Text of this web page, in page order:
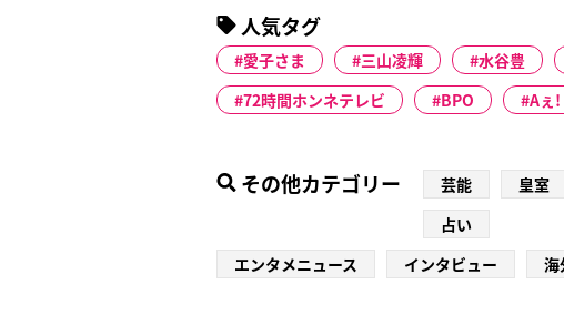
人気タグ
愛子さま 三山凌輝 水谷豊
72時間ホンネテレビ
BPO Aぇ
その他カテゴリー 芸能 皇室
占い
エンタメニュース
インタビュー 海